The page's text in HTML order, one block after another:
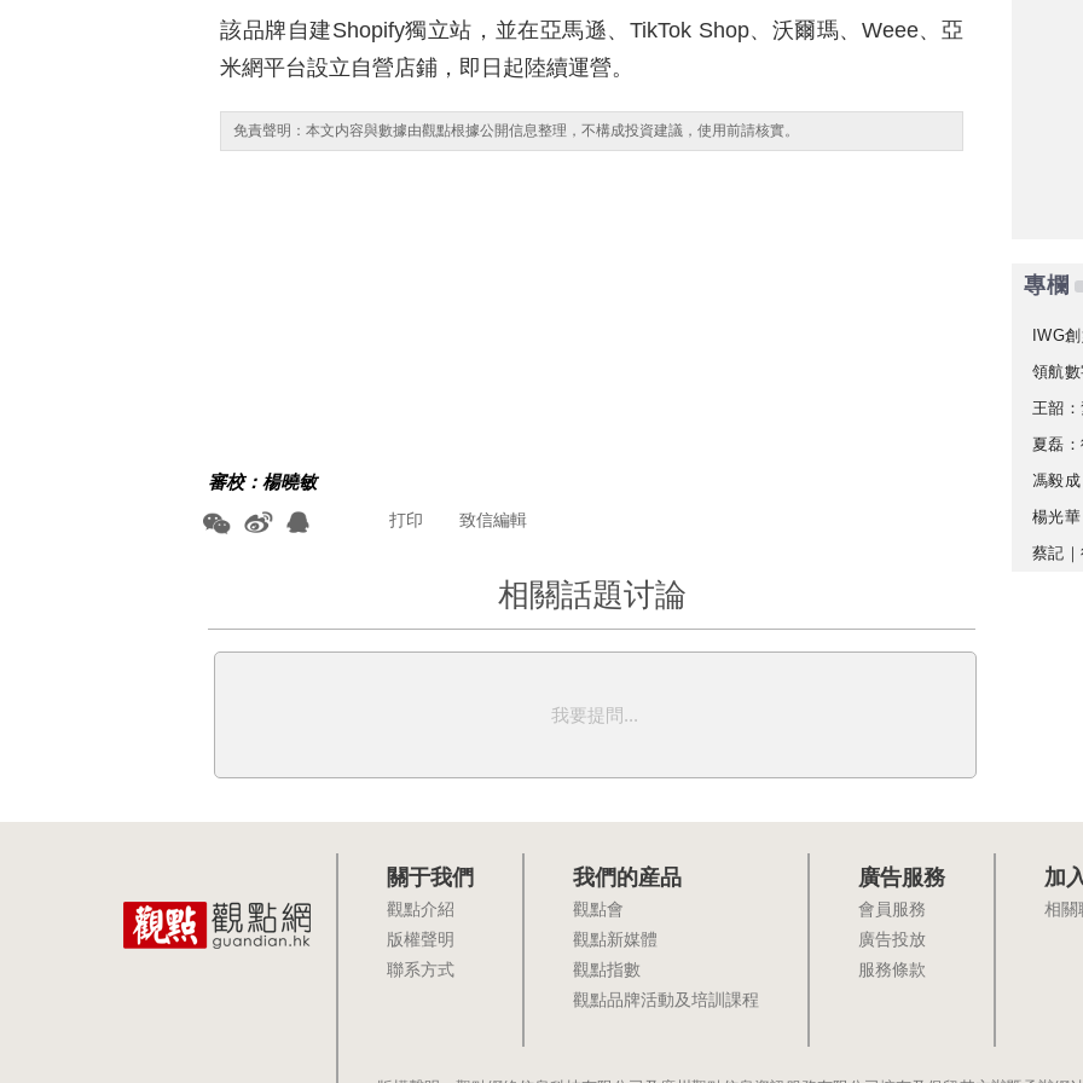
該品牌自建Shopify獨立站，並在亞馬遜、TikTok Shop、沃爾瑪、Weee、亞
米網平台設立自營店鋪，即日起陸續運營。
免責聲明：本文内容與數據由觀點根據公開信息整理，不構成投資建議，使用前請核實。
審校：楊曉敏
致信編輯
打印
相關話題讨論
我要提問...
專欄
IWG
領航
王韶
夏磊
馮毅
楊光
蔡記
關于我們
觀點介紹
版權聲明
聯系方式
我們的産品
觀點會
觀點新媒體
觀點指數
觀點品牌活動及培訓課程
廣告服務
會員服務
廣告投放
服務條款
加
相關